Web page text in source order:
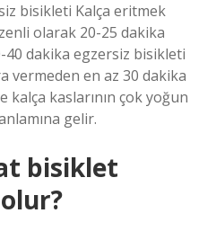
bisikleti Kalça eritmek
olarak 20-25 dakika
dakika egzersiz bisikleti
vermeden en az 30 dakika
kalça kaslarının çok yoğun
gelir.
bisiklet